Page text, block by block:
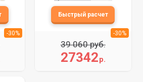
-30%
27342р.
39 060 руб.
-30%